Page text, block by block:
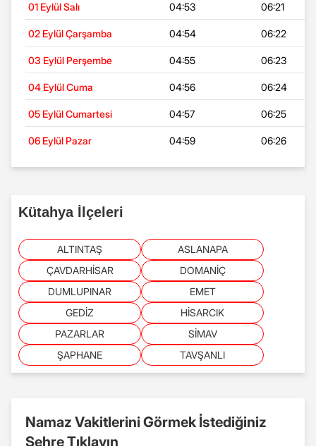
01 Eylül Salı 04:53 06:21
02 Eylül Çarşamba 04:54 06:22
03 Eylül Perşembe 04:55 06:23
04 Eylül Cuma 04:56 06:24
05 Eylül Cumartesi 04:57 06:25
06 Eylül Pazar 04:59 06:26
Kütahya İlçeleri
ALTINTAŞ
ASLANAPA
ÇAVDARHİSAR
DOMANİÇ
DUMLUPINAR
EMET
GEDİZ
HİSARCIK
PAZARLAR
SİMAV
ŞAPHANE
TAVŞANLI
Namaz Vakitlerini Görmek İstediğiniz
Şehre Tıklayın